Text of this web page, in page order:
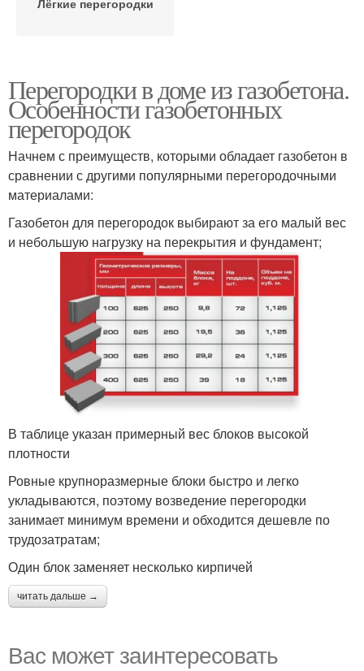
Лёгкие перегородки
Перегородки в доме из газобетона.
Особенности газобетонных
перегородок
Начнем с преимуществ, которыми обладает газобетон в
сравнении с другими популярными перегородочными
материалами:
Газобетон для перегородок выбирают за его малый вес
и небольшую нагрузку на перекрытия и фундамент;
В таблице указан примерный вес блоков высокой
плотности
Ровные крупноразмерные блоки быстро и легко
укладываются, поэтому возведение перегородки
занимает минимум времени и обходится дешевле по
трудозатратам;
Один блок заменяет несколько кирпичей
читать дальше →
Вас может заинтересовать